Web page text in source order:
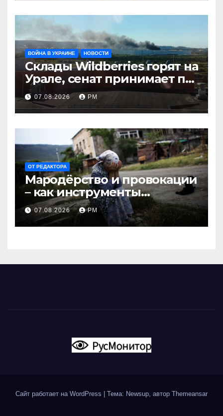
ВОЙНА В УКРАИНЕ НОВОСТИ
Склады Wildberries горят на
Урале, сенат принимает по
Грэму закон
07.08.2026 РМ
ОТ РЕДАКТОРА
Мародёрство и провокации
– как инструменты
современной политики
России
07.08.2026 РМ
Сайт работает на WordPress | Тема: Newsup, автор Themeansar